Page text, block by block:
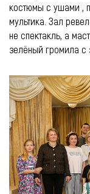
костюмы с ушами ,
мультика. Зал
не спектакль, а
зелёный громила с